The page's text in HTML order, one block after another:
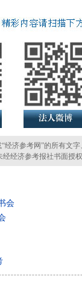
济参考网”的所有文字
经济参考报社书面授
会